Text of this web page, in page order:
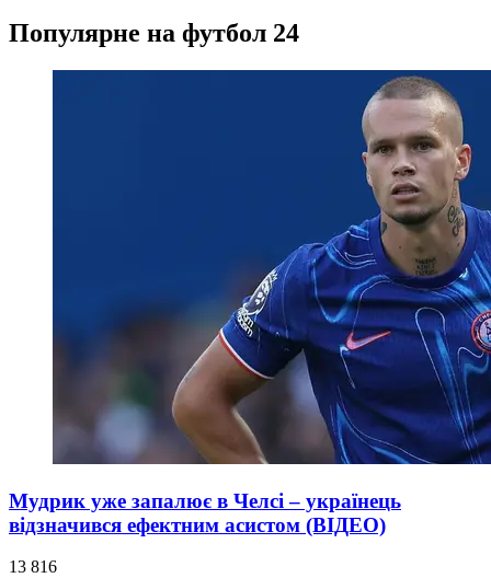
Популярне на футбол 24
Мудрик уже запалює в Челсі – українець
відзначився ефектним асистом (ВІДЕО)
13 816